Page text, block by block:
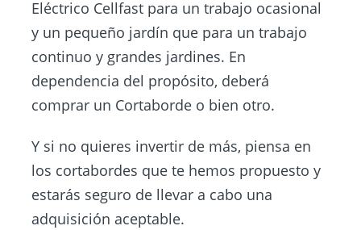
Eléctrico Cellfast para un trabajo ocasional
y un pequeño jardín que para un trabajo
continuo y grandes jardines. En
dependencia del propósito, deberá
comprar un Cortaborde o bien otro.
Y si no quieres invertir de más, piensa en
los cortabordes que te hemos propuesto y
estarás seguro de llevar a cabo una
adquisición aceptable.